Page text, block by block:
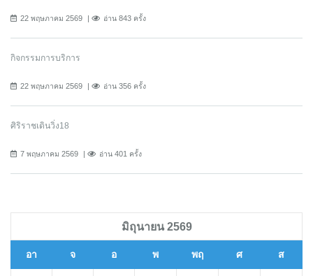
22 พฤษภาคม 2569 อ่าน 843 ครั้ง
กิจกรรมการบริการ
22 พฤษภาคม 2569 อ่าน 356 ครั้ง
ศิริราชเดินวิ่ง18
7 พฤษภาคม 2569 อ่าน 401 ครั้ง
มิถุนายน 2569
อา จ อ พ พฤ ศ ส